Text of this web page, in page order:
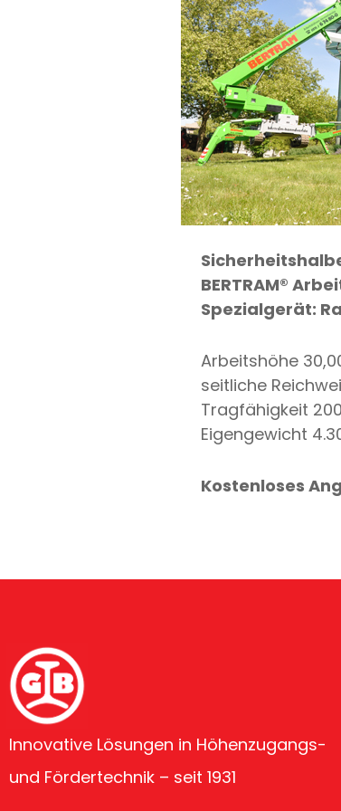
BERTRAM®
Spezialgerät:
Arbeitshöhe
seitliche
Tragfähigkeit
Eigengewicht
Kostenloses
Innovative Lösungen in Höhenzugangs-
und Fördertechnik – seit 1931